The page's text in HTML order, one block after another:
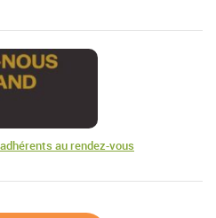
au rendez-vous